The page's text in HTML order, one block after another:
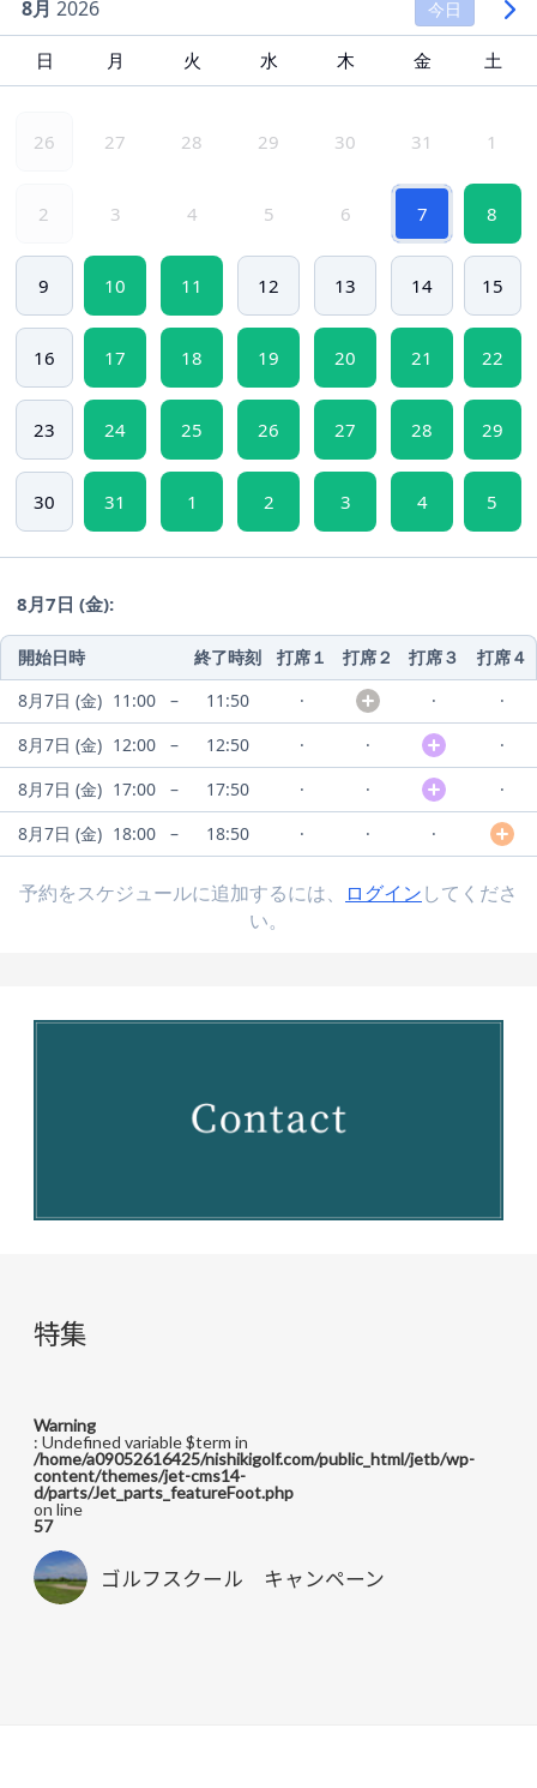
特集
Warning
: Undefined variable $term in
/home/a09052616425/nishikigolf.com/public_html/jetb/wp-
content/themes/jet-cms14-
d/parts/Jet_parts_featureFoot.php
on line
57
ゴルフスクール キャンペーン